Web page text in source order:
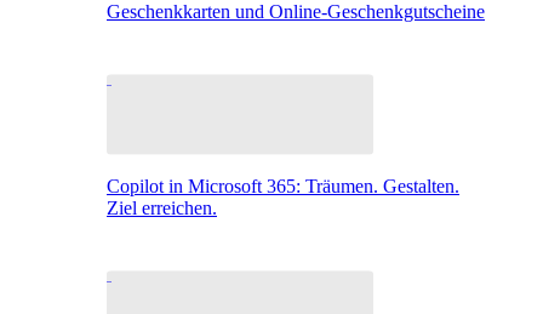
Geschenkkarten und Online-Geschenkgutscheine
Copilot in Microsoft 365: Träumen. Gestalten.
Ziel erreichen.